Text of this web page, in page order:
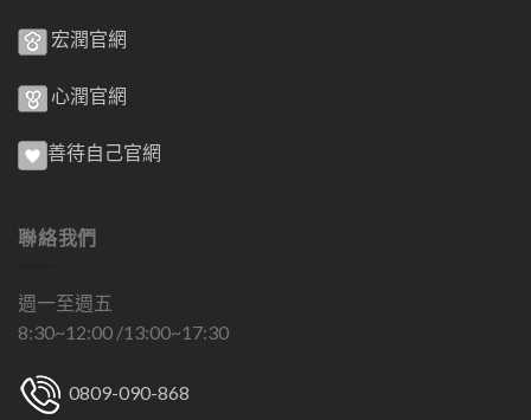
宏潤官網
心潤官網
善待自己官網
聯絡我們
週一至週五
8:30~12:00 /13:00~17:30
0809-090-868